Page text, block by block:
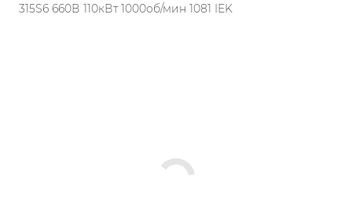
315S6 660В 110кВт 1000об/мин 1081 IEK